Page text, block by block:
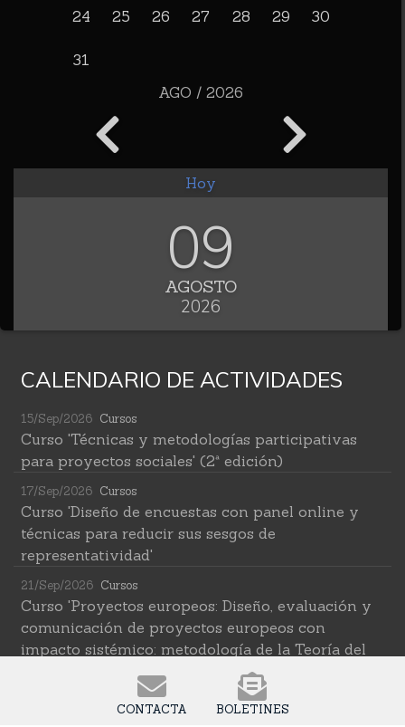
24 25 26 27 28 29 30
31
AGO / 2026
Hoy
09
AGOSTO
2026
CALENDARIO DE ACTIVIDADES
15/Sep/2026 Cursos
Curso 'Técnicas y metodologías participativas
para proyectos sociales' (2ª edición)
17/Sep/2026 Cursos
Curso 'Diseño de encuestas con panel online y
técnicas para reducir sus sesgos de
representatividad'
21/Sep/2026 Cursos
Curso 'Proyectos europeos: Diseño, evaluación y
comunicación de proyectos europeos con
impacto sistémico: metodología de la Teoría del
Cambio transformativa'
Cursos
CONTACTA BOLETINES